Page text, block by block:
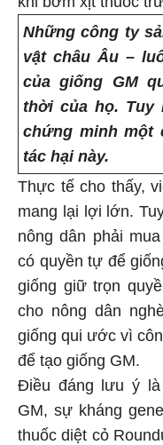
Những công ty
vật châu Âu –
của giống GM
thời của họ. Tuy
chứng minh một
tác hại này.
Thực tế cho thấy,
mang lại lợi lớn.
nông dân phải
có quyền tự để
giống giữ trọn
cho nông dân
giống qui ước vì
để tạo giống GM.
Điều đáng lưu ý
GM, sự kháng
thuốc diệt cỏ